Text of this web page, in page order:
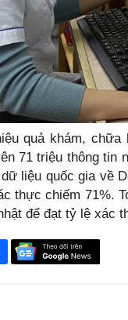
quả khám,
71 triệu thông tin
liệu quốc gia về
thực chiếm 71%.
để đạt tỷ lệ xác